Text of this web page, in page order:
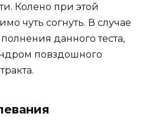
Колено при этой
чуть согнуть. В случае
данного теста,
повздошного